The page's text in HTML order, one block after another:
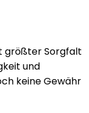
größter Sorgfalt
und
keine Gewähr